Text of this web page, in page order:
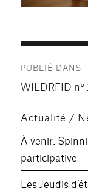
de
PUBLIÉ DANS
WILDRFID n°
Actualité /
À venir:
participative
Les Jeudis